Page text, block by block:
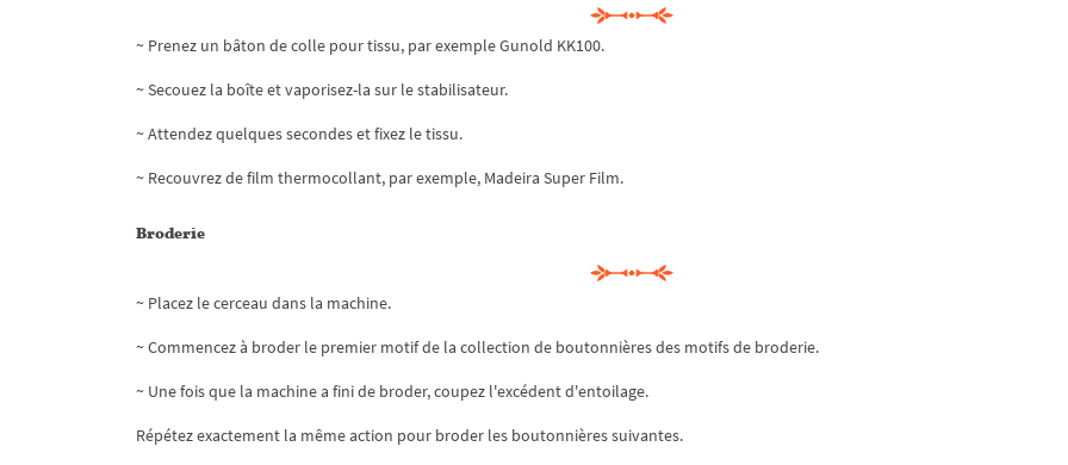
~ Prenez un bâton de colle pour tissu, par exemple Gunold KK100.
~ Secouez la boîte et vaporisez-la sur le stabilisateur.
~ Attendez quelques secondes et fixez le tissu.
~ Recouvrez de film thermocollant, par exemple, Madeira Super Film.
Broderie
~ Placez le cerceau dans la machine.
~ Commencez à broder le premier motif de la collection de boutonnières des motifs de broderie.
~ Une fois que la machine a fini de broder, coupez l'excédent d'entoilage.
Répétez exactement la même action pour broder les boutonnières suivantes.